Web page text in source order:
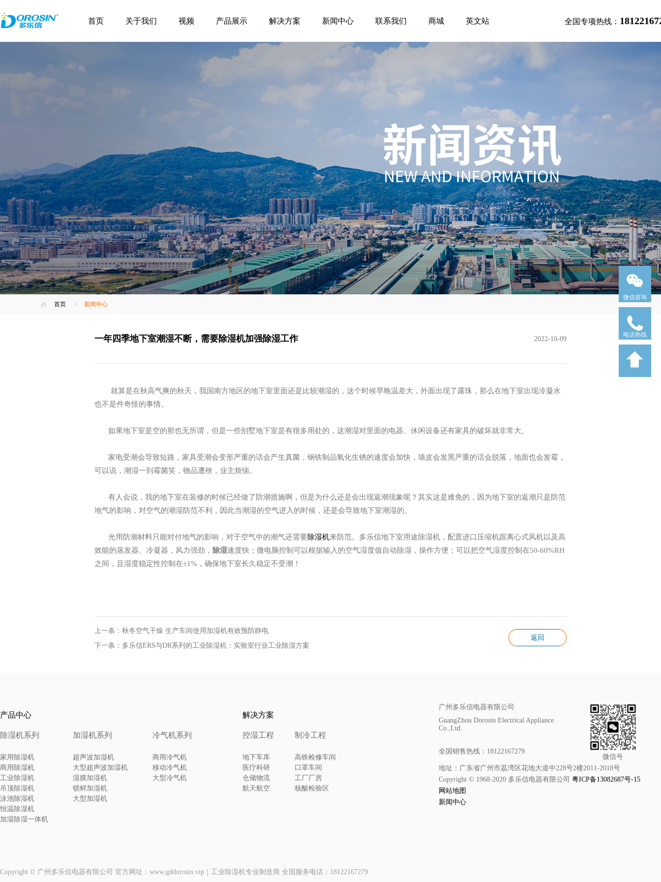
首页
关于我们 视频 产品展示 解决方案 新闻中心 联系我们 商城 英文站 全国专项热线：
首页 新闻中心
一年四季地下室潮湿不断，需要除湿机加强除湿工作 2022-10-09
就算是在秋高气爽的秋天，我国南方地区的地下室里面还是比较潮湿的，这个时候早晚温差大，外面出现了露珠，那么在地下室出现冷凝水
也不是件奇怪的事情。
如果地下室是空的那也无所谓，但是一些别墅地下室是有很多用处的，这潮湿对里面的电器、休闲设备还有家具的破坏就非常大。
家电受潮会导致短路，家具受潮会变形严重的话会产生真菌，钢铁制品氧化生锈的速度会加快，墙皮会发黑严重的话会脱落，地面也会发霉，
可以说，潮湿一到霉菌笑，物品遭殃，业主烦恼。
有人会说，我的地下室在装修的时候已经做了防潮措施啊，但是为什么还是会出现返潮现象呢？其实这是难免的，因为地下室的返潮只是防范
地气的影响，对空气的潮湿防范不利，因此当潮湿的空气进入的时候，还是会导致地下室潮湿的。
光用防潮材料只能对付地气的影响，对于空气中的潮气还需要除湿机来防范。 多乐信地下室用途除湿机，配置进口压缩机跟离心式风机以及高
效能的蒸发器、冷凝器，风力强劲， 除湿速度快；微电脑控制可以根据输入的空气湿度值自动除湿，操作方便；可以把空气湿度控制在50-60%RH
之间，
且湿度稳定性控制在±1%， 确保地下室长久稳定不受潮 ！
上一条：秋冬空气干燥 生产车间使用加湿机有效预防静电
下一条：多乐信ERS与DR系列的工业除湿机：实验室行业工业除湿方案
返回
微信咨询
电话热线
产品中心
除湿机系列
家用除湿机
商用除湿机
工业除湿机
吊顶除湿机
泳池除湿机
恒温除湿机
加湿除湿一体机
加湿机系列
超声波加湿机
大型超声波加湿机
湿膜加湿机
锁鲜加湿机
大型加湿机
冷气机系列
商用冷气机
移动冷气机
大型冷气机
解决方案
控湿工程
地下车库
医疗科研
仓储物流
航天航空
制冷工程
高铁检修车间
口罩车间
工厂厂房
核酸检验区
广州多乐信电器有限公司
GuangZhou Dorosin Electrical Appliance
Co.,Ltd.
全国销售热线：18122167279
微信号
地址：广东省广州市荔湾区花地大道中228号2楼2011-2018号
Copyright © 1968-2020 多乐信电器有限公司 粤ICP备13082687号-15
网站地图
新闻中心
Copyright © 广州多乐信电器有限公司 官方网址：www.gddorosin.vip｜工业除湿机专业制造商 全国服务电话：18122167279